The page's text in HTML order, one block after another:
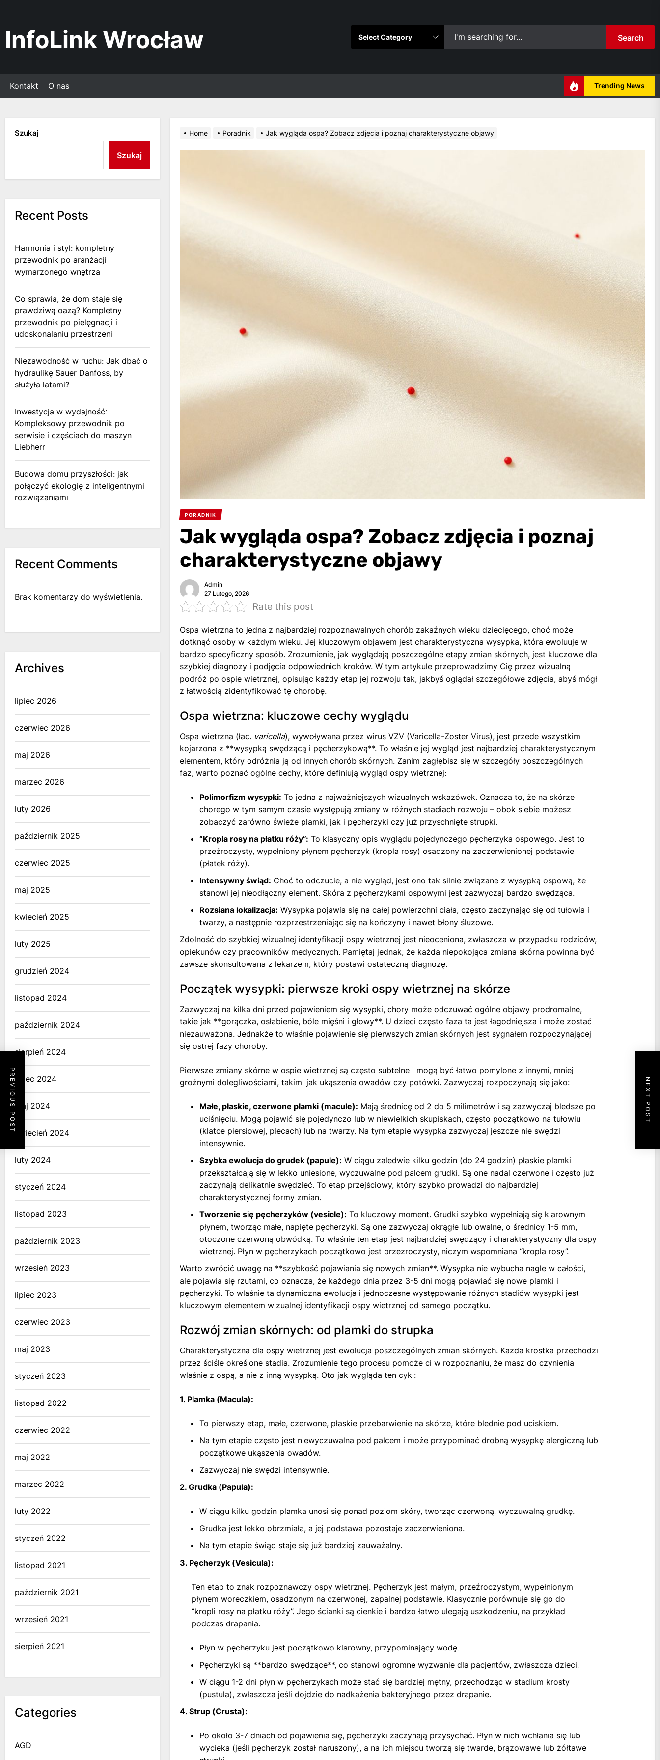
the
content
InfoLink Wrocław Search
Kontakt O nas Trending News
Home Poradnik Jak wygląda ospa? Zobacz zdjęcia i poznaj charakterystyczne objawy
PORADNIK
Jak wygląda ospa? Zobacz zdjęcia i poznaj
charakterystyczne objawy
Admin
27 Lutego, 2026
Rate this post
Ospa wietrzna to jedna z najbardziej rozpoznawalnych chorób zakaźnych wieku dziecięcego, choć może
dotknąć osoby w każdym wieku. Jej kluczowym objawem jest charakterystyczna wysypka, która ewoluuje w
bardzo specyficzny sposób. Zrozumienie, jak wyglądają poszczególne etapy zmian skórnych, jest kluczowe dla
szybkiej diagnozy i podjęcia odpowiednich kroków. W tym artykule przeprowadzimy Cię przez wizualną
podróż po ospie wietrznej, opisując każdy etap jej rozwoju tak, jakbyś oglądał szczegółowe zdjęcia, abyś mógł
z łatwością zidentyfikować tę chorobę.
Ospa wietrzna: kluczowe cechy wyglądu
Ospa wietrzna (łac. varicella), wywoływana przez wirus VZV (Varicella-Zoster Virus), jest przede wszystkim
kojarzona z **wysypką swędzącą i pęcherzykową**. To właśnie jej wygląd jest najbardziej charakterystycznym
elementem, który odróżnia ją od innych chorób skórnych. Zanim zagłębisz się w szczegóły poszczególnych
faz, warto poznać ogólne cechy, które definiują wygląd ospy wietrznej:
Polimorfizm wysypki: To jedna z najważniejszych wizualnych wskazówek. Oznacza to, że na skórze
chorego w tym samym czasie występują zmiany w różnych stadiach rozwoju – obok siebie możesz
zobaczyć zarówno świeże plamki, jak i pęcherzyki czy już przyschnięte strupki.
“Kropla rosy na płatku róży”: To klasyczny opis wyglądu pojedynczego pęcherzyka ospowego. Jest to
przeźroczysty, wypełniony płynem pęcherzyk (kropla rosy) osadzony na zaczerwienionej podstawie
(płatek róży).
Intensywny świąd: Choć to odczucie, a nie wygląd, jest ono tak silnie związane z wysypką ospową, że
stanowi jej nieodłączny element. Skóra z pęcherzykami ospowymi jest zazwyczaj bardzo swędząca.
Rozsiana lokalizacja: Wysypka pojawia się na całej powierzchni ciała, często zaczynając się od tułowia i
twarzy, a następnie rozprzestrzeniając się na kończyny i nawet błony śluzowe.
Zdolność do szybkiej wizualnej identyfikacji ospy wietrznej jest nieoceniona, zwłaszcza w przypadku rodziców,
opiekunów czy pracowników medycznych. Pamiętaj jednak, że każda niepokojąca zmiana skórna powinna być
zawsze skonsultowana z lekarzem, który postawi ostateczną diagnozę.
Początek wysypki: pierwsze kroki ospy wietrznej na skórze
Zazwyczaj na kilka dni przed pojawieniem się wysypki, chory może odczuwać ogólne objawy prodromalne,
takie jak **gorączka, osłabienie, bóle mięśni i głowy**. U dzieci często faza ta jest łagodniejsza i może zostać
niezauważona. Jednakże to właśnie pojawienie się pierwszych zmian skórnych jest sygnałem rozpoczynającej
się ostrej fazy choroby.
Pierwsze zmiany skórne w ospie wietrznej są często subtelne i mogą być łatwo pomylone z innymi, mniej
groźnymi dolegliwościami, takimi jak ukąszenia owadów czy potówki. Zazwyczaj rozpoczynają się jako:
Małe, płaskie, czerwone plamki (macule): Mają średnicę od 2 do 5 milimetrów i są zazwyczaj bledsze po
uciśnięciu. Mogą pojawić się pojedynczo lub w niewielkich skupiskach, często początkowo na tułowiu
(klatce piersiowej, plecach) lub na twarzy. Na tym etapie wysypka zazwyczaj jeszcze nie swędzi
intensywnie.
Szybka ewolucja do grudek (papule): W ciągu zaledwie kilku godzin (do 24 godzin) płaskie plamki
przekształcają się w lekko uniesione, wyczuwalne pod palcem grudki. Są one nadal czerwone i często już
zaczynają delikatnie swędzieć. To etap przejściowy, który szybko prowadzi do najbardziej
charakterystycznej formy zmian.
Tworzenie się pęcherzyków (vesicle): To kluczowy moment. Grudki szybko wypełniają się klarownym
płynem, tworząc małe, napięte pęcherzyki. Są one zazwyczaj okrągłe lub owalne, o średnicy 1-5 mm,
otoczone czerwoną obwódką. To właśnie ten etap jest najbardziej swędzący i charakterystyczny dla ospy
wietrznej. Płyn w pęcherzykach początkowo jest przezroczysty, niczym wspomniana “kropla rosy”.
Warto zwrócić uwagę na **szybkość pojawiania się nowych zmian**. Wysypka nie wybucha nagle w całości,
ale pojawia się rzutami, co oznacza, że każdego dnia przez 3-5 dni mogą pojawiać się nowe plamki i
pęcherzyki. To właśnie ta dynamiczna ewolucja i jednoczesne występowanie różnych stadiów wysypki jest
kluczowym elementem wizualnej identyfikacji ospy wietrznej od samego początku.
Rozwój zmian skórnych: od plamki do strupka
Charakterystyczna dla ospy wietrznej jest ewolucja poszczególnych zmian skórnych. Każda krostka przechodzi
przez ściśle określone stadia. Zrozumienie tego procesu pomoże ci w rozpoznaniu, że masz do czynienia
właśnie z ospą, a nie z inną wysypką. Oto jak wygląda ten cykl:
1. Plamka (Macula):
To pierwszy etap, małe, czerwone, płaskie przebarwienie na skórze, które blednie pod uciskiem.
Na tym etapie często jest niewyczuwalna pod palcem i może przypominać drobną wysypkę alergiczną lub
początkowe ukąszenia owadów.
Zazwyczaj nie swędzi intensywnie.
2. Grudka (Papula):
W ciągu kilku godzin plamka unosi się ponad poziom skóry, tworząc czerwoną, wyczuwalną grudkę.
Grudka jest lekko obrzmiała, a jej podstawa pozostaje zaczerwieniona.
Na tym etapie świąd staje się już bardziej zauważalny.
3. Pęcherzyk (Vesicula):
Ten etap to znak rozpoznawczy ospy wietrznej. Pęcherzyk jest małym, przeźroczystym, wypełnionym
płynem woreczkiem, osadzonym na czerwonej, zapalnej podstawie. Klasycznie porównuje się go do
“kropli rosy na płatku róży”. Jego ścianki są cienkie i bardzo łatwo ulegają uszkodzeniu, na przykład
podczas drapania.
Płyn w pęcherzyku jest początkowo klarowny, przypominający wodę.
Pęcherzyki są **bardzo swędzące**, co stanowi ogromne wyzwanie dla pacjentów, zwłaszcza dzieci.
W ciągu 1-2 dni płyn w pęcherzykach może stać się bardziej mętny, przechodząc w stadium krosty
(pustula), zwłaszcza jeśli dojdzie do nadkażenia bakteryjnego przez drapanie.
4. Strup (Crusta):
Po około 3-7 dniach od pojawienia się, pęcherzyki zaczynają przysychać. Płyn w nich wchłania się lub
wycieka (jeśli pęcherzyk został naruszony), a na ich miejscu tworzą się twarde, brązowawe lub żółtawe
PREVIOUS POST NEXT POST
Szukaj
Szukaj
Recent Posts
Harmonia i styl: kompletny
przewodnik po aranżacji
wymarzonego wnętrza
Co sprawia, że dom staje się
prawdziwą oazą? Kompletny
przewodnik po pielęgnacji i
udoskonalaniu przestrzeni
Niezawodność w ruchu: Jak dbać o
hydraulikę Sauer Danfoss, by
służyła latami?
Inwestycja w wydajność:
Kompleksowy przewodnik po
serwisie i częściach do maszyn
Liebherr
Budowa domu przyszłości: jak
połączyć ekologię z inteligentnymi
rozwiązaniami
Recent Comments
Brak komentarzy do wyświetlenia.
Archives
lipiec 2026
czerwiec 2026
maj 2026
marzec 2026
luty 2026
październik 2025
czerwiec 2025
maj 2025
kwiecień 2025
luty 2025
grudzień 2024
listopad 2024
październik 2024
sierpień 2024
lipiec 2024
maj 2024
kwiecień 2024
luty 2024
styczeń 2024
listopad 2023
październik 2023
wrzesień 2023
lipiec 2023
czerwiec 2023
maj 2023
styczeń 2023
listopad 2022
czerwiec 2022
maj 2022
marzec 2022
luty 2022
styczeń 2022
listopad 2021
październik 2021
wrzesień 2021
sierpień 2021
Categories
AGD